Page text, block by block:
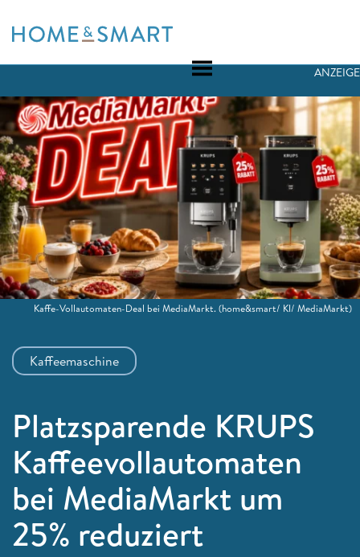
to
Kaffeemaschine
ANZEIGE
Platzsparende KRUPS
Kaffeevollautomaten
bei MediaMarkt um
25% reduziert
Kaffe-Vollautomaten-Deal bei MediaMarkt.(home&smart/ KI/ MediaMarkt)